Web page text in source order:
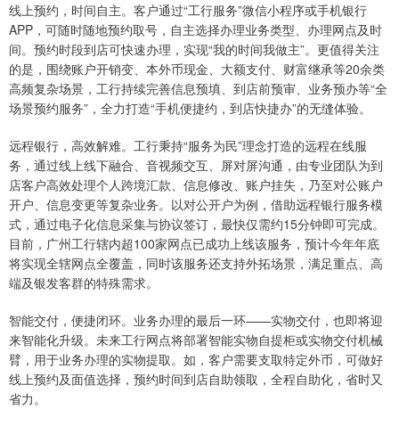
线上预约，时间自主。客户通过“工行服务”微信小程序或手机银行
APP，可随时随地预约取号，自主选择办理业务类型、办理网点及时
间。预约时段到店可快速办理，实现“我的时间我做主”。更值得关注
的是，围绕账户开销变、本外币现金、大额支付、财富继承等20余类
高频复杂场景，工行持续完善信息预填、到店前预审、业务预办等“全
场景预约服务”，全力打造“手机便捷约，到店快捷办”的无缝体验。
远程银行，高效解难。工行秉持“服务为民”理念打造的远程在线服
务，通过线上线下融合、音视频交互、屏对屏沟通，由专业团队为到
店客户高效处理个人跨境汇款、信息修改、账户挂失，乃至对公账户
开户、信息变更等复杂业务。以对公开户为例，借助远程银行服务模
式，通过电子化信息采集与协议签订，最快仅需约15分钟即可完成。
目前，广州工行辖内超100家网点已成功上线该服务，预计今年年底
将实现全辖网点全覆盖，同时该服务还支持外拓场景，满足重点、高
端及银发客群的特殊需求。
智能交付，便捷闭环。业务办理的最后一环——实物交付，也即将迎
来智能化升级。未来工行网点将部署智能实物自提柜或实物交付机械
臂，用于业务办理的实物提取。如，客户需要支取特定外币，可做好
线上预约及面值选择，预约时间到店自助领取，全程自助化，省时又
省力。